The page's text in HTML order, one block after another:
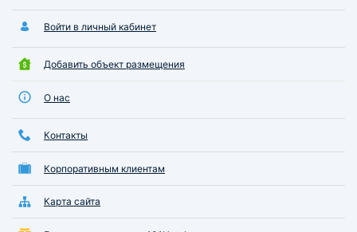
Войти в личный кабинет
Добавить объект размещения
О нас
Контакты
Корпоративным клиентам
Карта сайта